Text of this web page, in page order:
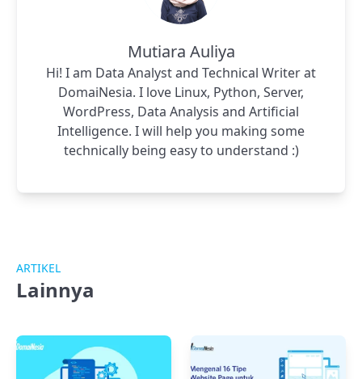
Mutiara Auliya
Hi! I am Data Analyst and Technical Writer at
DomaiNesia. I love Linux, Python, Server,
WordPress, Data Analysis and Artificial
Intelligence. I will help you making some
technically being easy to understand :)
ARTIKEL
Lainnya